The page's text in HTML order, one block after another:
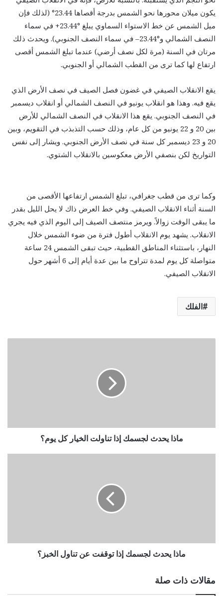
يكون ميلان محورها نحو الشمس بدرجة أقصاها 23.44° (لذلك فإن
ميل الشمس عن خط الاستواء السماوي يبلغ °23.44+ في سماء
النصف الشمالي و°23.44– في سماء النصف الجنوبي). ويحدث ذلك
مرتان في السنة (مرة لكل نصف أرضي) عندما تبلغ الشمس أقصى
ارتفاع لها كما ترى من القطب الشمالي أو الجنوبي.
يقع الانقلاب الصيفي في غضون فصل الصيف في نصف الأرض الذي
يقع فيه. وهذا هو انقلاب يونيو في النصف الشمالي أو انقلاب ديسمبر
في النصف الجنوبي. يقع هذا الانقلاب في النصف الشمالي للأرض
بين 20 و 22 يونيو من كل عام، وذلك حسب التذبذب في التقويم، وبين
20 و 23 ديسمبر كل سنة في نصف الأرض الجنوبي. ويشار إلى نفس
التواريخ لكن بنصفي الأرض معكوسين بالانقلاب الشتوي.
وكما ترى من قطب جغرافي، تبلغ الشمس ارتفاعها الأقصى من
السنة أثناء الانقلاب الصيفي. وفي خط العرض ذاك لا يحل الليل بقدر
ما يبقى الوقت زوالاً. ويرمز منتصف الصيف إلى اليوم الذي فيه يجري
الانقلاب. يشهد يوم الانقلاب أطول فترة من ضوء الشمس خلال
النهار، باستثناء المناطق القطبية، حيث تبقى الشمس 24 ساعة
متواصلة كل يوم لمدة تتراوح ما بين عدة أيام إلى 6 أشهر حول
الانقلاب الصيفي.
الفلك
ماذا يحدث لجسمك إذا تناولت الخيار كل يوم؟
ماذا يحدث لجسمك إذا توقفت عن تناول الخبز؟
مقالات ذات صلة